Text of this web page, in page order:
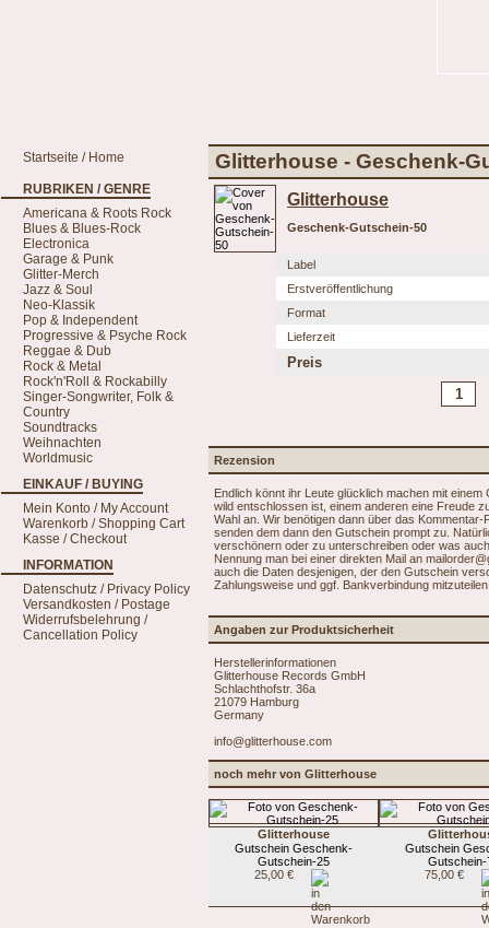
Startseite / Home
RUBRIKEN / GENRE
Americana & Roots Rock
Blues & Blues-Rock
Electronica
Garage & Punk
Glitter-Merch
Jazz & Soul
Neo-Klassik
Pop & Independent
Progressive & Psyche Rock
Reggae & Dub
Rock & Metal
Rock'n'Roll & Rockabilly
Singer-Songwriter, Folk &
Country
Soundtracks
Weihnachten
Worldmusic
EINKAUF / BUYING
Mein Konto / My Account
Warenkorb / Shopping Cart
Kasse / Checkout
INFORMATION
Datenschutz / Privacy Policy
Versandkosten / Postage
Widerrufsbelehrung /
Cancellation Policy
Glitterhouse - Geschenk-
Glitterhouse
Geschenk-Gutschein-50
Label
Erstveröffentlichung
Format
Lieferzeit
Preis
Rezension
Endlich könnt ihr Leute glücklich machen mit
wild entschlossen ist, einem anderen eine Freude
Wahl an. Wir benötigen dann über das
senden dem dann den Gutschein prompt zu.
verschönern oder zu unterschreiben oder was
Nennung man bei einer direkten Mail an
auch die Daten desjenigen, der den Gutschein
Zahlungsweise und ggf. Bankverbindung
Angaben zur Produktsicherheit
Herstellerinformationen
Glitterhouse Records GmbH
Schlachthofstr. 36a
21079 Hamburg
Germany
info@glitterhouse.com
noch mehr von Glitterhouse
Glitterhouse
Gutschein Geschenk-
Gutschein-25
25,00 €
Gutschein
Gutschein-
75,00 €